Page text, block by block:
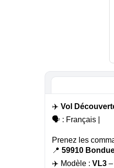
✈️ Vol
🗣️ : Français |
Prenez les
📍 59910
✈️ Modèle : VL3